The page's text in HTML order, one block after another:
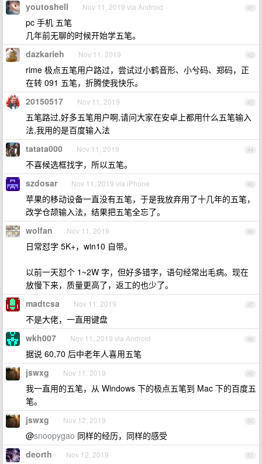
41
youtoshell Nov 11, 2019 via Android
pc 手机 五笔
几年前无聊的时候开始学五笔。
42
dazkarieh Nov 11, 2019
rime 极点五笔用户路过，尝试过小鹤音形、小兮码、郑码，正
在转 091 五笔，折腾使我快乐。
43
20150517 Nov 11, 2019
五笔路过,好多五笔用户啊,请问大家在安卓上都用什么五笔输入
法,我用的是百度输入法
44
tatata000 Nov 11, 2019
不喜候选框找字，所以五笔。
45
szdosar Nov 11, 2019 via iPhone
苹果的移动设备一直没有五笔，于是我放弃用了十几年的五笔，
改学仓颉输入法，结果把五笔全忘了。
46
wolfan Nov 11, 2019
日常怼字 5K+，win10 自带。
以前一天怼个 1~2W 字，但好多错字，语句经常出毛病。现在
放慢下来，质量更高了，返工的也少了。
47
madtcsa Nov 11, 2019
不是大佬，一直用键盘
48
wkh007 Nov 11, 2019 via Android
据说 60,70 后中老年人喜用五笔
49
jswxg Nov 11, 2019
我一直用的五笔，从 Windows 下的极点五笔到 Mac 下的百度五
笔。
50
jswxg Nov 12, 2019
@snoopygao 同样的经历，同样的感受
51
deorth Nov 12, 2019